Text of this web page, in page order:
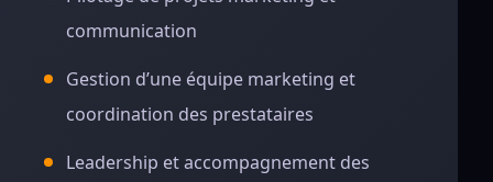
communication
Gestion d’une équipe marketing et
coordination des prestataires
Leadership et accompagnement des